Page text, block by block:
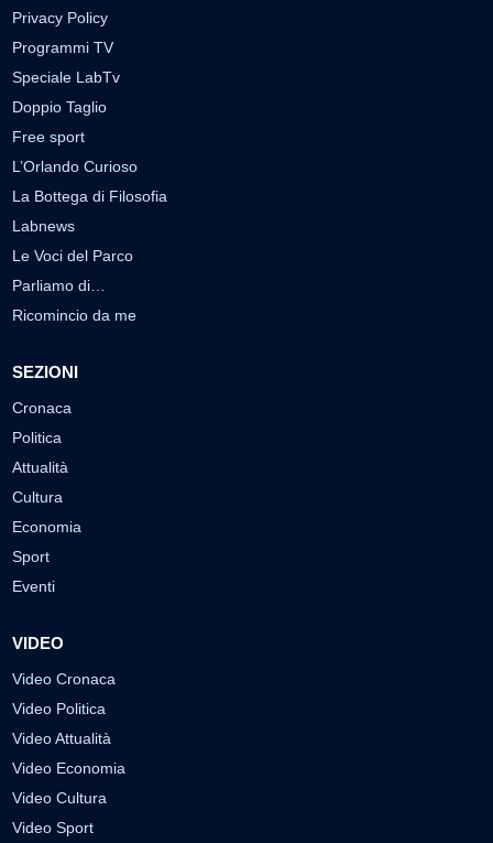
Privacy Policy
Programmi TV
Speciale LabTv
Doppio Taglio
Free sport
L’Orlando Curioso
La Bottega di Filosofia
Labnews
Le Voci del Parco
Parliamo di…
Ricomincio da me
SEZIONI
Cronaca
Politica
Attualità
Cultura
Economia
Sport
Eventi
VIDEO
Video Cronaca
Video Politica
Video Attualità
Video Economia
Video Cultura
Video Sport